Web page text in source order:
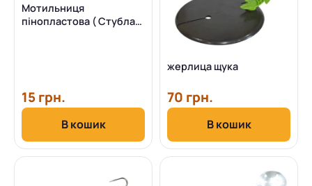
Мотильниця
пінопластова ( Стубла
15 грн.
В кошик
жерлица щука
70 грн.
В кошик